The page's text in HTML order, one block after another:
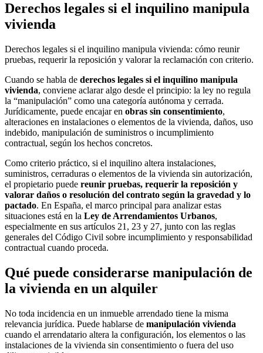
Derechos legales si el inquilino manipula
vivienda
Derechos legales si el inquilino manipula vivienda: cómo reunir
pruebas, requerir la reposición y valorar la reclamación con criterio.
Cuando se habla de derechos legales si el inquilino manipula
vivienda, conviene aclarar algo desde el principio: la ley no regula
la “manipulación” como una categoría autónoma y cerrada.
Jurídicamente, puede encajar en obras sin consentimiento,
alteraciones en instalaciones o elementos de la vivienda, daños, uso
indebido, manipulación de suministros o incumplimiento
contractual, según los hechos concretos.
Como criterio práctico, si el inquilino altera instalaciones,
suministros, cerraduras o elementos de la vivienda sin autorización,
el propietario puede reunir pruebas, requerir la reposición y
valorar daños o resolución del contrato según la gravedad y lo
pactado. En España, el marco principal para analizar estas
situaciones está en la Ley de Arrendamientos Urbanos,
especialmente en sus artículos 21, 23 y 27, junto con las reglas
generales del Código Civil sobre incumplimiento y responsabilidad
contractual cuando proceda.
Qué puede considerarse manipulación de
la vivienda en un alquiler
No toda incidencia en un inmueble arrendado tiene la misma
relevancia jurídica. Puede hablarse de manipulación vivienda
cuando el arrendatario altera la configuración, los elementos o las
instalaciones de la vivienda sin consentimiento o fuera del uso